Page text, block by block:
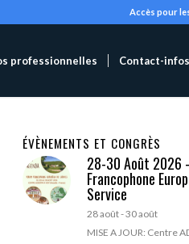
Accès pour
professionnelles Contact-infos
ÉVÈNEMENTS ET CONGRÈS
28-30 Août 2026
Francophone
Service
28 août-30 août
MISE A JOUR: Centre